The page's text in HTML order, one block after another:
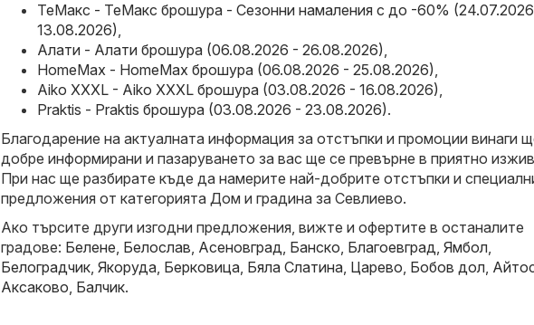
ТеMакс - ТеMакс брошура - Сезонни намаления с до -60%
13.08.2026),
Алати - Алати брошура (06.08.2026 - 26.08.2026),
HomeMax - HomeMax брошура (06.08.2026 - 25.08.2026),
Aiko XXXL - Aiko XXXL брошура (03.08.2026 - 16.08.2026),
Praktis - Praktis брошура (03.08.2026 - 23.08.2026).
Благодарение на актуалната информация за отстъпки и промоции винаги
добре информирани и пазаруването за вас ще се превърне в приятно
При нас ще разбирате къде да намерите най-добрите отстъпки и
предложения от категорията Дом и градина за Севлиево.
Ако търсите други изгодни предложения, вижте и офертите в останалите
градове: Белене, Белослав, Асеновград, Банско, Благоевград, Ямбол,
Белоградчик, Якоруда, Берковица, Бяла Слатина, Царево, Бобов дол,
Аксаково, Балчик.